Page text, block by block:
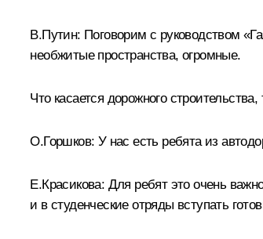
В.Путин: Поговорим с руководством
необжитые пространства, огромные.
Что касается дорожного
О.Горшков: У нас есть ребята из
Е.Красикова: Для ребят это очень
и в студенческие отряды вступать